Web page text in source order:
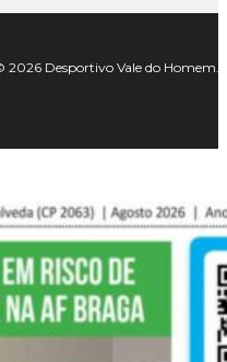
2026 Desportivo Vale do Homem.